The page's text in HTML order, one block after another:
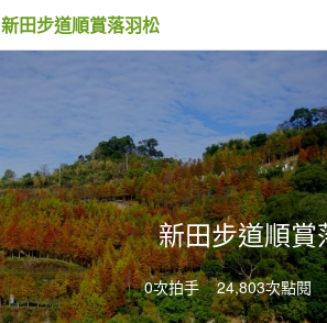
新田步道順賞落羽松
新田步道順賞
0次拍手 24,803次點閱